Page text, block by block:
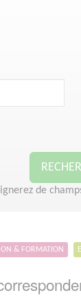
de
& FORMATION